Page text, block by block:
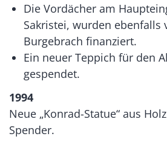
Die Vordächer am
Sakristei, wurden ebenfalls
Burgebrach finanziert.
Ein neuer Teppich für den
gespendet.
1994
Neue „Konrad-Statue“ aus
Spender.